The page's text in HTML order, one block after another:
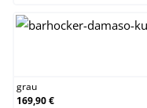
grau
169,90 €